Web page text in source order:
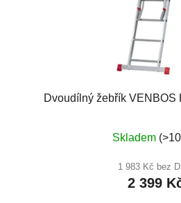
Dvoudílný žebřík VENBOS
je
Skladem
1 983 Kč bez
2 399